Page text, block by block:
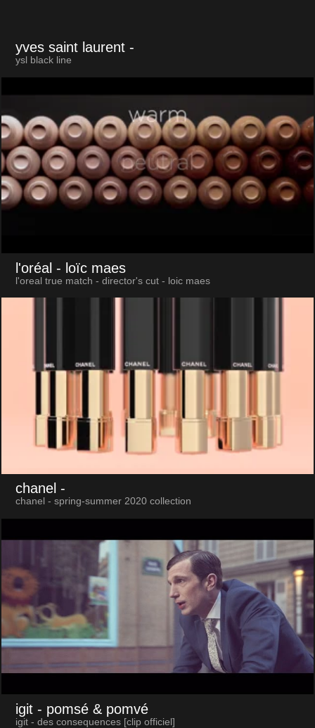
yves saint laurent -
ysl black line
l'oréal - loïc maes
l'oreal true match - director's cut - loic maes
chanel -
chanel - spring-summer 2020 collection
igit - pomsé & pomvé
igit - des consequences [clip officiel]